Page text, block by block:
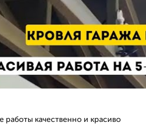
работы качественно и красиво